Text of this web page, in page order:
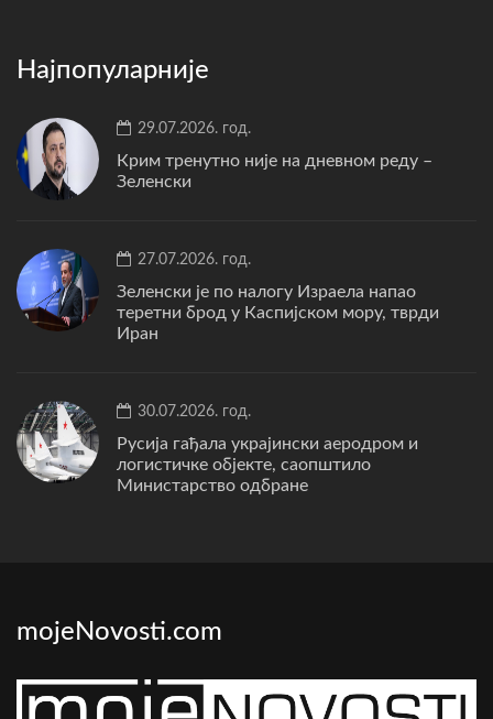
Најпопуларније
29.07.2026. год.
Крим тренутно није на дневном реду –
Зеленски
27.07.2026. год.
Зеленски је по налогу Израела напао
теретни брод у Каспијском мору, тврди
Иран
30.07.2026. год.
Русија гађала украјински аеродром и
логистичке објекте, саопштило
Министарство одбране
mojeNovosti.com